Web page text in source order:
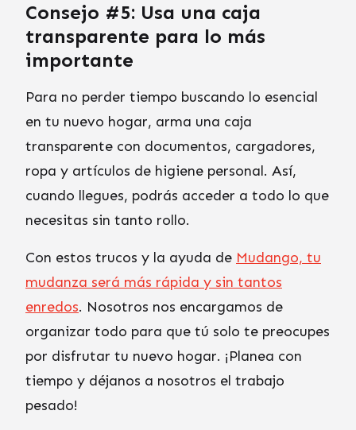
Consejo #5: Usa una caja
transparente para lo más
importante
Para no perder tiempo buscando lo esencial
en tu nuevo hogar, arma una caja
transparente con documentos, cargadores,
ropa y artículos de higiene personal. Así,
cuando llegues, podrás acceder a todo lo que
necesitas sin tanto rollo.
Con estos trucos y la ayuda de Mudango, tu
mudanza será más rápida y sin tantos
enredos. Nosotros nos encargamos de
organizar todo para que tú solo te preocupes
por disfrutar tu nuevo hogar. ¡Planea con
tiempo y déjanos a nosotros el trabajo
pesado!